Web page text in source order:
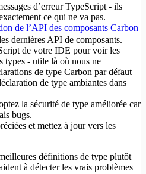
d’erreur TypeScript - ils
ce qui ne va pas.
de l’API des composants Carbon
dernières API de composants.
de votre IDE pour voir les
types - utile là où nous ne
de type Carbon par défaut
de type ambiantes dans
la sécurité de type améliorée car
bugs.
et mettez à jour vers les
définitions de type plutôt
à détecter les vrais problèmes